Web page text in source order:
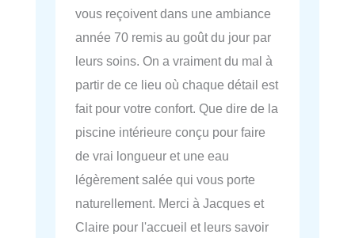
vous reçoivent dans une ambiance
année 70 remis au goût du jour par
leurs soins. On a vraiment du mal à
partir de ce lieu où chaque détail est
fait pour votre confort. Que dire de la
piscine intérieure conçu pour faire
de vrai longueur et une eau
légèrement salée qui vous porte
naturellement. Merci à Jacques et
Claire pour l'accueil et leurs savoir